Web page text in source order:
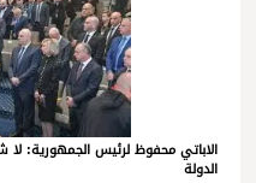
الاباتي محفوظ لرئيس الجمهورية:
الدولة